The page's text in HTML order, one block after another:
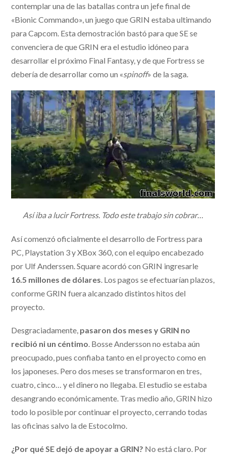
contemplar una de las batallas contra un jefe final de
«Bionic Commando», un juego que GRIN estaba ultimando
para Capcom. Esta demostración bastó para que SE se
convenciera de que GRIN era el estudio idóneo para
desarrollar el próximo Final Fantasy, y de que Fortress se
debería de desarrollar como un «spinoff» de la saga.
Así iba a lucir Fortress. Todo este trabajo sin cobrar…
Así comenzó oficialmente el desarrollo de Fortress para
PC, Playstation 3 y XBox 360, con el equipo encabezado
por Ulf Anderssen. Square acordó con GRIN ingresarle
16.5 millones de dólares . Los pagos se efectuarían plazos,
conforme GRIN fuera alcanzado distintos hitos del
proyecto.
Desgraciadamente, pasaron dos meses y GRIN no
recibió ni un céntimo . Bosse Andersson no estaba aún
preocupado, pues confiaba tanto en el proyecto como en
los japoneses. Pero dos meses se transformaron en tres,
cuatro, cinco… y el dinero no llegaba. El estudio se estaba
desangrando económicamente. Tras medio año, GRIN hizo
todo lo posible por continuar el proyecto, cerrando todas
las oficinas salvo la de Estocolmo.
¿Por qué SE dejó de apoyar a GRIN? No está claro. Por